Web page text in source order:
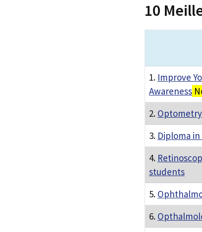
10
1. Improve
Awareness
2.
3. Diploma
4.
students
5.
6.